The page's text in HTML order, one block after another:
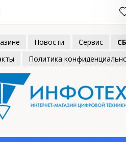
Новости Сервис
Политика